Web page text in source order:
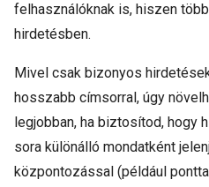
felhasználóknak is, hiszen
hirdetésben.
Mivel csak bizonyos
hosszabb címsorral, úgy
legjobban, ha biztosítod, hogy
sora különálló mondatként
központozással (például